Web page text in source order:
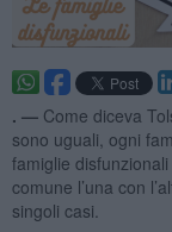
. — Come diceva
sono uguali, ogni
famiglie
comune l’una con
singoli casi.